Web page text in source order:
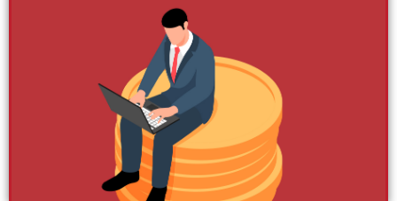
hanya memerlukan tiga pihak iaitu penjual, pembekal
dan pembeli. Seiring dengan peningkatan penggunaan
online, model bisnes ini menjadi semakin popular di
kalangan penjual, pembeli dan pembekal sendiri. Di sini
kami senaraikan untuk anda panduan supaya anda
lebih yakin untuk menjana pendapatan menjadi
dropship.
Klik Di Sini